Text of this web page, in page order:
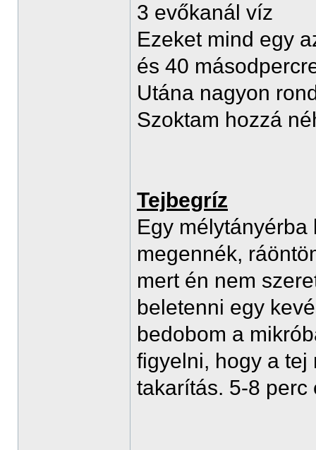
3 evőkanál víz
Ezeket mind egy
és 40
Utána nagyon
Szoktam hozzá
Tejbegríz
Egy
megennék,
mert én nem
beletenni egy
bedobom a
figyelni, hogy a tej
takarítás. 5-8 perc